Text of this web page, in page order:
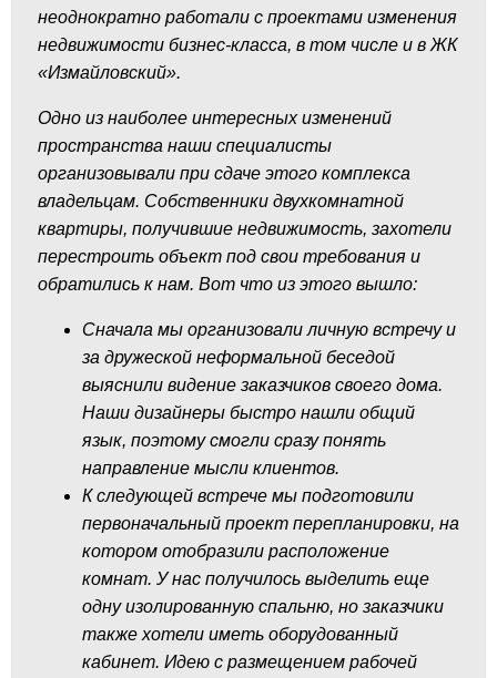
неоднократно работали с проектами изменения
недвижимости бизнес-класса, в том числе и в ЖК
«Измайловский».
Одно из наиболее интересных изменений
пространства наши специалисты
организовывали при сдаче этого комплекса
владельцам. Собственники двухкомнатной
квартиры, получившие недвижимость, захотели
перестроить объект под свои требования и
обратились к нам. Вот что из этого вышло:
Сначала мы организовали личную встречу и
за дружеской неформальной беседой
выяснили видение заказчиков своего дома.
Наши дизайнеры быстро нашли общий
язык, поэтому смогли сразу понять
направление мысли клиентов.
К следующей встрече мы подготовили
первоначальный проект перепланировки, на
котором отобразили расположение
комнат. У нас получилось выделить еще
одну изолированную спальню, но заказчики
также хотели иметь оборудованный
кабинет. Идею с размещением рабочей